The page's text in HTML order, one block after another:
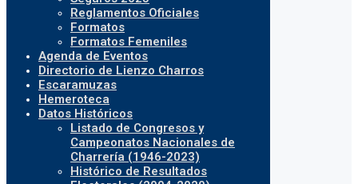
Reglamentos Oficiales
Formatos
Formatos Femeniles
Agenda de Eventos
Directorio de Lienzo Charros
Escaramuzas
Hemeroteca
Datos Históricos
Listado de Congresos y
Campeonatos Nacionales de
Charrería (1946-2023)
Histórico de Resultados